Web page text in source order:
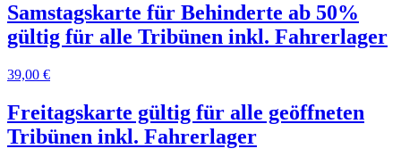
Samstagskarte für Behinderte ab 50%
gültig für alle Tribünen inkl. Fahrerlager
39,00 €
Freitagskarte gültig für alle geöffneten
Tribünen inkl. Fahrerlager